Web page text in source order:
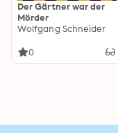
Der Gärtner war der
Mörder
Wolfgang Schneider
0